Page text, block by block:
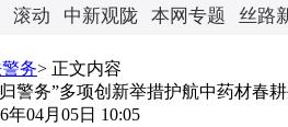
滚动 中新观陇 本网专题 丝路
务> 正文内容
警务”多项创新举措护航中药材春
年04月05日 10:05